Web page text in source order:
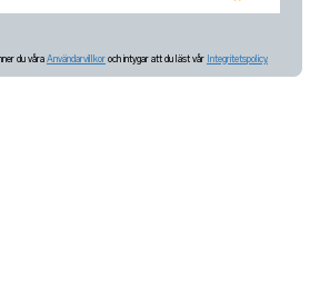
du våra Användarvillkor och intygar att du läst vår Integritetspolicy.